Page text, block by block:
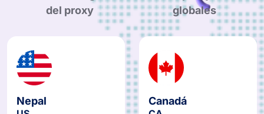
del proxy
globales
Nepal
US
Canadá
CA